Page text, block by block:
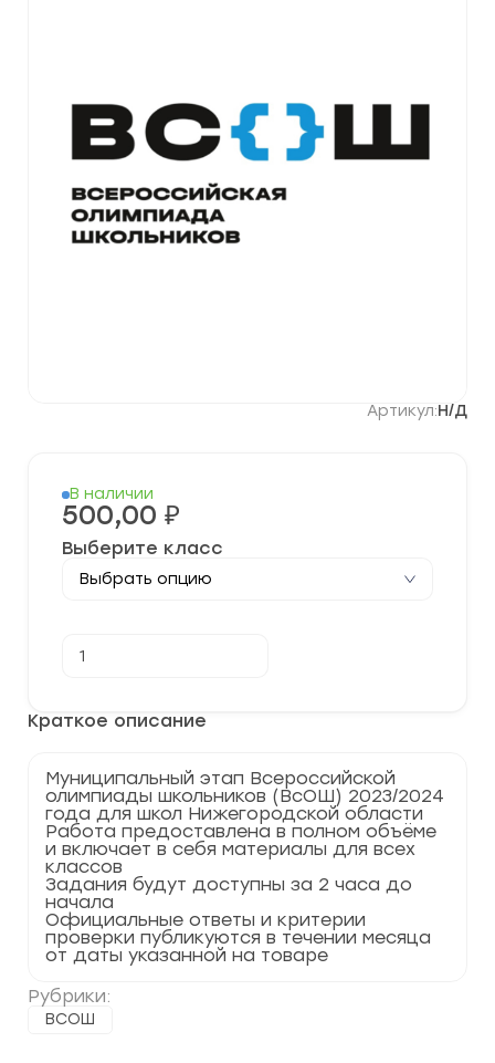
Артикул:Н/Д
Краткое описание
Муниципальный этап Всероссийской
олимпиады школьников (ВсОШ) 2023/2024
года для школ Нижегородской области
Работа предоставлена в полном объёме
и включает в себя материалы для всех
классов
Задания будут доступны за 2 часа до
начала
Официальные ответы и критерии
проверки публикуются в течении месяца
от даты указанной на товаре
Рубрики:
ВСОШ
В наличии
500,00 ₽
Выберите класс
товара
этап
по
2024
учебный
год
по
Нижегородской
области
52
регион